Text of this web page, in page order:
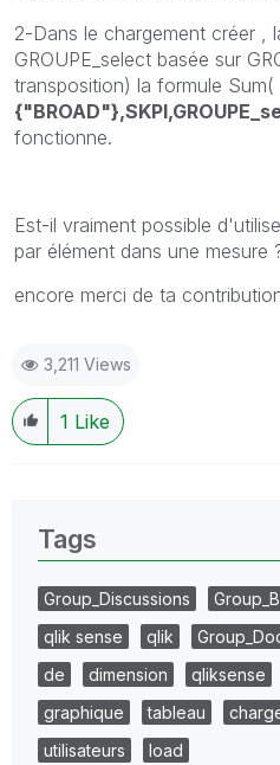
2-Dans le chargement créer ,
GROUPE_select basée sur
transposition) la formule Sum(
fonctionne.
Est-il vraiment possible
par élément dans une
encore merci de ta
3,211 Views
1 Like
Tags
Group_Discussions
qlik sense
qlik
de
dimension qliksense
graphique
tableau
utilisateurs
load